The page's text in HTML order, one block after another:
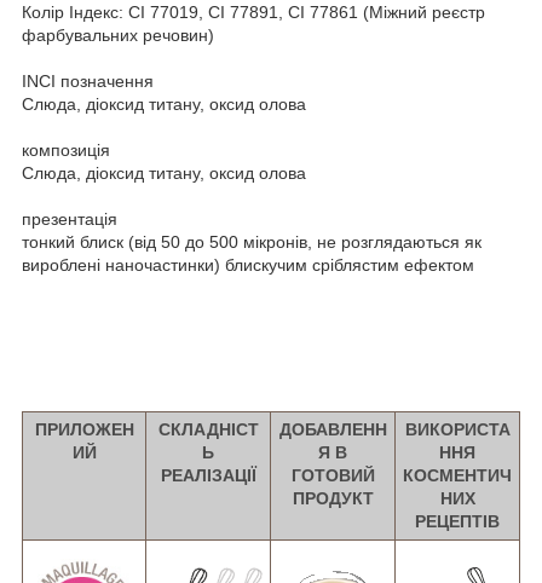
Колір Індекс: CI 77019, CI 77891, CI 77861 (Міжний реєстр
фарбувальних речовин)
INCI позначення
Слюда, діоксид титану, оксид олова
композиція
Слюда, діоксид титану, оксид олова
презентація
тонкий блиск (від 50 до 500 мікронів, не розглядаються як
вироблені наночастинки) блискучим сріблястим ефектом
ПРИЛОЖЕН
ИЙ
СКЛАДНІСТ
Ь
РЕАЛІЗАЦІЇ
ДОБАВЛЕНН
Я В
ГОТОВИЙ
ПРОДУКТ
ВИКОРИСТА
ННЯ
КОСМЕНТИЧ
НИХ
РЕЦЕПТІВ